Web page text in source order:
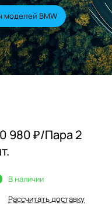
Neodymium Motor и
от Focal — это
идеальную передачу
моделей BMW
980 ₽/Пара 2
В наличии
Рассчитать доставку